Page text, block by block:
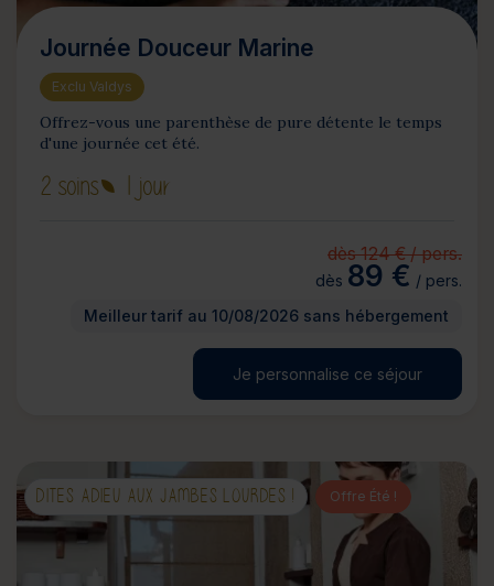
Journée Douceur Marine
Exclu Valdys
Offrez-vous une parenthèse de pure détente le temps
d'une journée cet été.
2 soins 1 jour
dès 124 € / pers.
dès 89 € / pers.
Meilleur tarif au 10/08/2026 sans hébergement
Je personnalise ce séjour
DITES ADIEU AUX JAMBES LOURDES ! Offre Été !